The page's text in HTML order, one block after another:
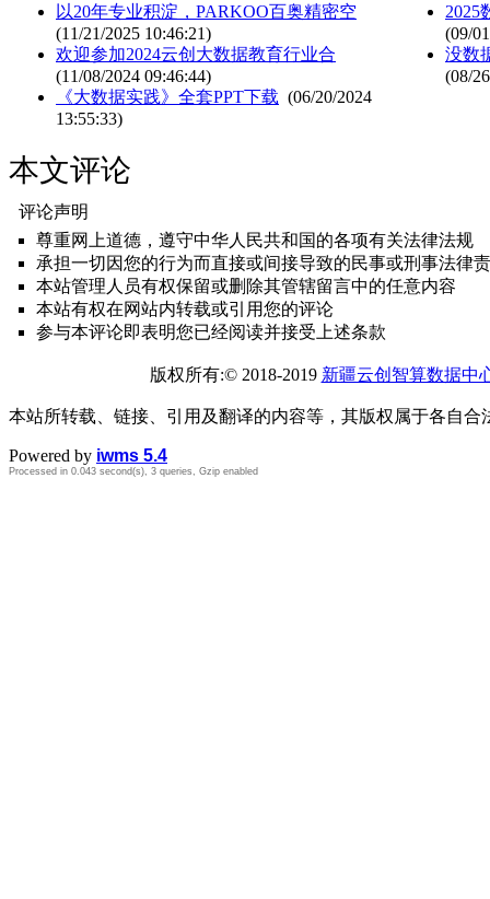
以20年专业积淀，PARKOO百奥精密空
(11/21/2025 10:46:21)
欢迎参加2024云创大数据教育行业合
(11/08/2024 09:46:44)
《大数据实践》全套PPT下载 (06/20/2024
13:55:33)
2025
(09/
没数
(08/
本文评论
评论声明
尊重网上道德，遵守中华人民共和国的各项有关法律法规
承担一切因您的行为而直接或间接导致的民事或刑事法律
本站管理人员有权保留或删除其管辖留言中的任意内容
本站有权在网站内转载或引用您的评论
参与本评论即表明您已经阅读并接受上述条款
版权所有:© 2018-2019 新疆云创智算数据中
本站所转载、链接、引用及翻译的内容等，其版权属于各自合
Powered by iwms 5.4
Processed in 0.043 second(s), 3 queries, Gzip enabled